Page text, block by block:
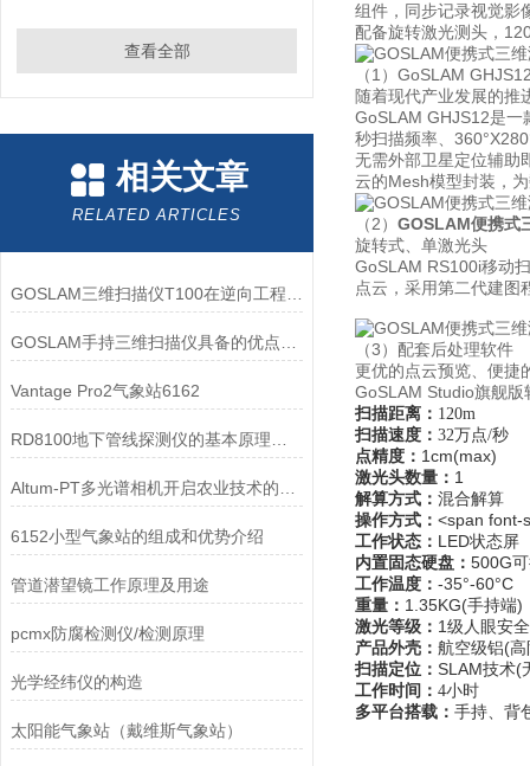
查看全部
相关文章
RELATED ARTICLES
Vantage Pro2气象站6162
6152小型气象站的组成和优势介绍
管道潜望镜工作原理及用途
pcmx防腐检测仪/检测原理
光学经纬仪的构造
太阳能气象站（戴维斯气象站）
组件，同步记录视觉影
配备旋转激光测头，
（1）GoSLAM
随着现代产业发展的推
GoSLAM GHJS12是一
秒扫描频率、
无需外部卫星定位辅助
云的Mesh模型封装，
（2） GOSLAM便携式
旋转式、单激光头
GoSLAM RS100i移动
点云，采用第二代建图
（3）配套后处理软件
更优的点云预览、便捷
GoSLAM Studio旗舰
扫描距离 ： 120m
扫描速度： 32万点/秒
点精度： 1cm(max)
激光头数量： 1
解算方式： 混合解算
操作方式 ： <span font-
工作状态： LED状态屏
内置固态硬盘： 500G
工作温度： -35°-60°C
重量： 1.35KG(手持端)
激光等级： 1级人眼安全
产品外壳： 航空级铝(
扫描定位： SLAM技术(
工作时间： 4小时
多平台搭载： 手持、背